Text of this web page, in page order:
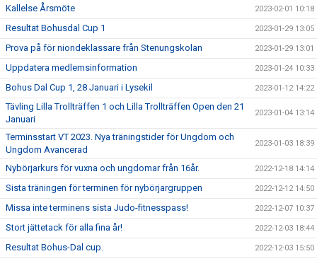
Kallelse Årsmöte 2023-02-01 10:18
Resultat Bohusdal Cup 1 2023-01-29 13:05
Prova på för niondeklassare från Stenungskolan 2023-01-29 13:01
Uppdatera medlemsinformation 2023-01-24 10:33
Bohus Dal Cup 1, 28 Januari i Lysekil 2023-01-12 14:22
Tävling Lilla Trollträffen 1 och Lilla Trollträffen Open den 21
Januari
2023-01-04 13:14
Terminsstart VT 2023. Nya träningstider för Ungdom och
Ungdom Avancerad
2023-01-03 18:39
Nybörjarkurs för vuxna och ungdomar från 16år. 2022-12-18 14:14
Sista träningen för terminen för nybörjargruppen 2022-12-12 14:50
Missa inte terminens sista Judo-fitnesspass! 2022-12-07 10:37
Stort jättetack för alla fina år! 2022-12-03 18:44
Resultat Bohus-Dal cup. 2022-12-03 15:50